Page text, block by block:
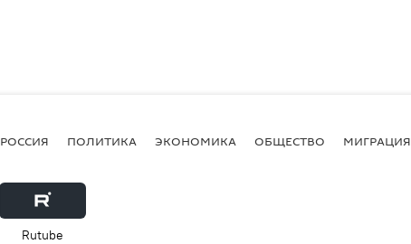
РОССИЯ ПОЛИТИКА ЭКОНОМИКА ОБЩЕСТВО МИГРАЦИЯ
Rutube